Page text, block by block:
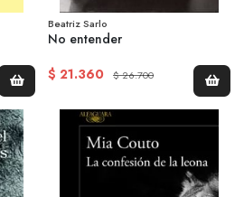
Beatriz Sarlo
No entender
$ 21.360
$ 26.700